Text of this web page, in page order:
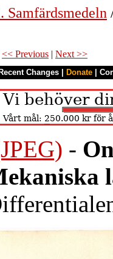
Samfärdsmedeln
<< Previous | Next >>
Recent Changes Donate
-